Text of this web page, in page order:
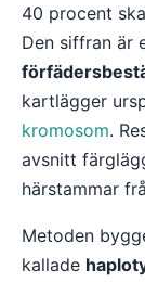
40 procent
Den siffran är
kartlägger
kromosom.
avsnitt
härstammar
Metoden
kallade